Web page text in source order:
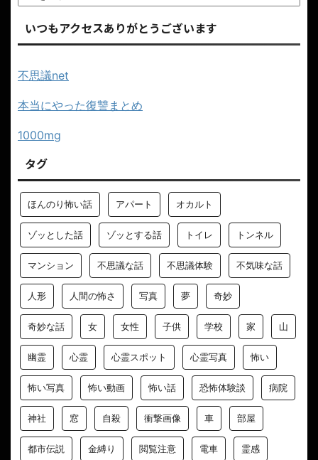
いつもアクセスありがとうございます
不思議net
本当にやった復讐まとめ
1000mg
タグ
ほんのり怖い話 アパート オカルト
ゾッとした話 ゾッとする話 トイレ トンネル
マンション 不思議な話 不思議体験 不気味な話
人形 人間の怖さ 写真 夢 奇妙
奇妙な話 女 女性 子供 学校 家 山
幽霊 心霊 心霊スポット 心霊写真 怖い
怖い写真 怖い動画 怖い話 恐怖体験談 病院
神社 窓 自殺 衝撃画像 車 部屋
都市伝説 金縛り 閲覧注意 電車 霊感